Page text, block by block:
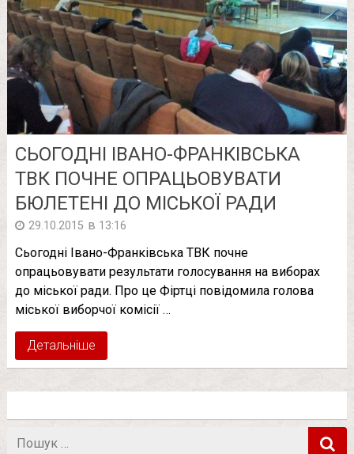
СЬОГОДНІ ІВАНО-ФРАНКІВСЬКА
ТВК ПОЧНЕ ОПРАЦЬОВУВАТИ
БЮЛЕТЕНІ ДО МІСЬКОЇ РАДИ
29.10.2015 в 13:16
Сьогодні Івано-Франківська ТВК почне
опрацьовувати результати голосування на виборах
до міської ради. Про це Фіртці повідомила голова
міської виборчої комісії …
Детальніше